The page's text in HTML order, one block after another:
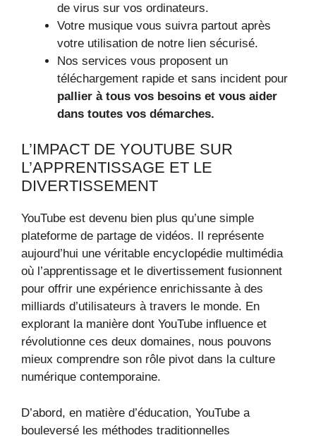
de virus sur vos ordinateurs.
Votre musique vous suivra partout après
votre utilisation de notre lien sécurisé.
Nos services vous proposent un
téléchargement rapide et sans incident pour
pallier à tous vos besoins et vous aider
dans toutes vos démarches.
L’IMPACT DE YOUTUBE SUR
L’APPRENTISSAGE ET LE
DIVERTISSEMENT
YouTube est devenu bien plus qu’une simple
plateforme de partage de vidéos. Il représente
aujourd’hui une véritable encyclopédie multimédia
où l’apprentissage et le divertissement fusionnent
pour offrir une expérience enrichissante à des
milliards d’utilisateurs à travers le monde. En
explorant la manière dont YouTube influence et
révolutionne ces deux domaines, nous pouvons
mieux comprendre son rôle pivot dans la culture
numérique contemporaine.
D’abord, en matière d’éducation, YouTube a
bouleversé les méthodes traditionnelles